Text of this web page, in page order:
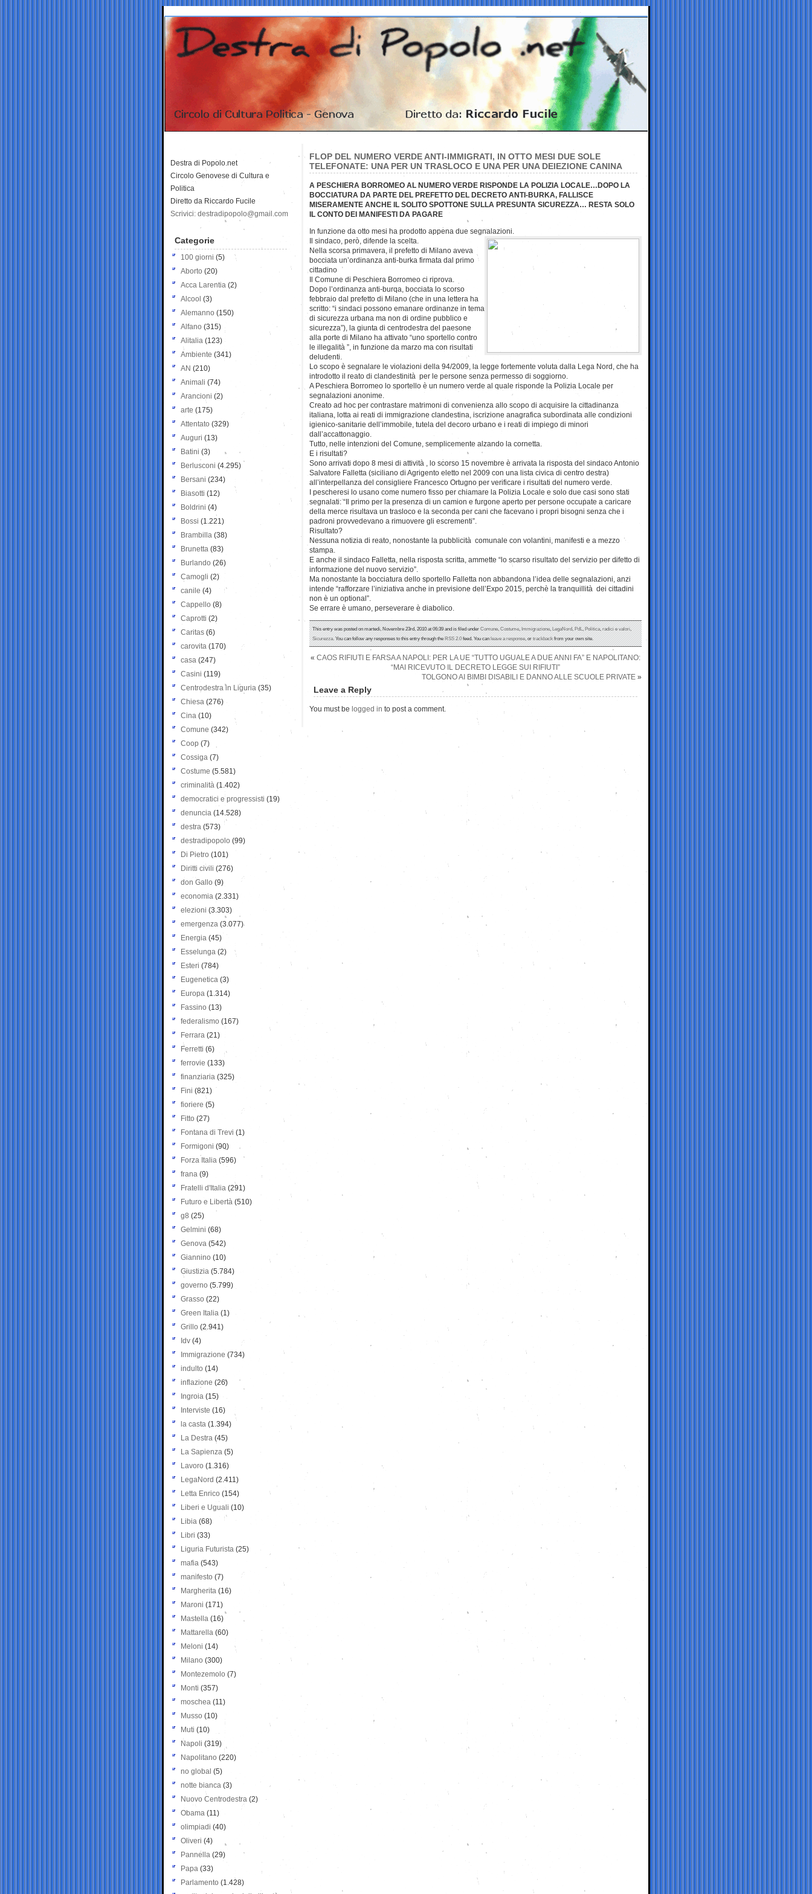
FLOP DEL NUMERO VERDE ANTI-IMMIGRATI, IN OTTO MESI DUE SOLE
TELEFONATE: UNA PER UN TRASLOCO E UNA PER UNA DEIEZIONE CANINA
A PESCHIERA BORROMEO AL NUMERO VERDE RISPONDE LA POLIZIA LOCALE…DOPO LA
BOCCIATURA DA PARTE DEL PREFETTO DEL DECRETO ANTI-BURKA, FALLISCE
MISERAMENTE ANCHE IL SOLITO SPOTTONE SULLA PRESUNTA SICUREZZA… RESTA SOLO
IL CONTO DEI MANIFESTI DA PAGARE
In funzione da otto mesi ha prodotto appena due segnalazioni.
Il sindaco, però, difende la scelta.
Nella scorsa primavera, il prefetto di Milano aveva
bocciata un’ordinanza anti-burka firmata dal primo
cittadino
Il Comune di Peschiera Borromeo ci riprova.
Dopo l’ordinanza anti-burqa, bocciata lo scorso
febbraio dal prefetto di Milano (che in una lettera ha
scritto: “i sindaci possono emanare ordinanze in tema
di sicurezza urbana ma non di ordine pubblico e
sicurezza”), la giunta di centrodestra del paesone
alla porte di Milano ha attivato “uno sportello contro
le illegalità ”, in funzione da marzo ma con risultati
deludenti.
Lo scopo è segnalare le violazioni della 94/2009, la legge fortemente voluta dalla Lega Nord, che ha
introdotto il reato di clandestinità per le persone senza permesso di soggiorno.
A Peschiera Borromeo lo sportello è un numero verde al quale risponde la Polizia Locale per
segnalazioni anonime.
Creato ad hoc per contrastare matrimoni di convenienza allo scopo di acquisire la cittadinanza
italiana, lotta ai reati di immigrazione clandestina, iscrizione anagrafica subordinata alle condizioni
igienico-sanitarie dell’immobile, tutela del decoro urbano e i reati di impiego di minori
dall’accattonaggio.
Tutto, nelle intenzioni del Comune, semplicemente alzando la cornetta.
E i risultati?
Sono arrivati dopo 8 mesi di attività , lo scorso 15 novembre è arrivata la risposta del sindaco Antonio
Salvatore Falletta (siciliano di Agrigento eletto nel 2009 con una lista civica di centro destra)
all’interpellanza del consigliere Francesco Ortugno per verificare i risultati del numero verde.
I pescheresi lo usano come numero fisso per chiamare la Polizia Locale e solo due casi sono stati
segnalati: “Il primo per la presenza di un camion e furgone aperto per persone occupate a caricare
della merce risultava un trasloco e la seconda per cani che facevano i propri bisogni senza che i
padroni provvedevano a rimuovere gli escrementi”.
Risultato?
Nessuna notizia di reato, nonostante la pubblicità comunale con volantini, manifesti e a mezzo
stampa.
E anche il sindaco Falletta, nella risposta scritta, ammette “lo scarso risultato del servizio per difetto di
informazione del nuovo servizio”.
Ma nonostante la bocciatura dello sportello Falletta non abbandona l’idea delle segnalazioni, anzi
intende “rafforzare l’iniziativa anche in previsione dell’Expo 2015, perchè la tranquillità dei cittadini
non è un optional”.
Se errare è umano, perseverare è diabolico.
This entry was posted on martedì, Novembre 23rd, 2010 at 06:39 and is filed underComune,Costume,Immigrazione,LegaNord,PdL,Politica,radici e valori,
Sicurezza. You can follow any responses to this entry through theRSS 2.0feed. You canleave a response, ortrackbackfrom your own site.
« CAOS RIFIUTI E FARSA A NAPOLI: PER LA UE “TUTTO UGUALE A DUE ANNI FA” E NAPOLITANO:
“MAI RICEVUTO IL DECRETO LEGGE SUI RIFIUTI”
TOLGONO AI BIMBI DISABILI E DANNO ALLE SCUOLE PRIVATE »
Leave a Reply
You must be logged in to post a comment.
Destra di Popolo.net
Circolo Genovese di Cultura e
Politica
Diretto da Riccardo Fucile
Scrivici: destradipopolo@gmail.com
Categorie
100 giorni (5)
Aborto (20)
Acca Larentia (2)
Alcool (3)
Alemanno (150)
Alfano (315)
Alitalia (123)
Ambiente (341)
AN (210)
Animali (74)
Arancioni (2)
arte (175)
Attentato (329)
Auguri (13)
Batini (3)
Berlusconi (4.295)
Bersani (234)
Biasotti (12)
Boldrini (4)
Bossi (1.221)
Brambilla (38)
Brunetta (83)
Burlando (26)
Camogli (2)
canile (4)
Cappello (8)
Caprotti (2)
Caritas (6)
carovita (170)
casa (247)
Casini (119)
Centrodestra in Liguria (35)
Chiesa (276)
Cina (10)
Comune (342)
Coop (7)
Cossiga (7)
Costume (5.581)
criminalità (1.402)
democratici e progressisti (19)
denuncia (14.528)
destra (573)
destradipopolo (99)
Di Pietro (101)
Diritti civili (276)
don Gallo (9)
economia (2.331)
elezioni (3.303)
emergenza (3.077)
Energia (45)
Esselunga (2)
Esteri (784)
Eugenetica (3)
Europa (1.314)
Fassino (13)
federalismo (167)
Ferrara (21)
Ferretti (6)
ferrovie (133)
finanziaria (325)
Fini (821)
fioriere (5)
Fitto (27)
Fontana di Trevi (1)
Formigoni (90)
Forza Italia (596)
frana (9)
Fratelli d'Italia (291)
Futuro e Libertà (510)
g8 (25)
Gelmini (68)
Genova (542)
Giannino (10)
Giustizia (5.784)
governo (5.799)
Grasso (22)
Green Italia (1)
Grillo (2.941)
Idv (4)
Immigrazione (734)
indulto (14)
inflazione (26)
Ingroia (15)
Interviste (16)
la casta (1.394)
La Destra (45)
La Sapienza (5)
Lavoro (1.316)
LegaNord (2.411)
Letta Enrico (154)
Liberi e Uguali (10)
Libia (68)
Libri (33)
Liguria Futurista (25)
mafia (543)
manifesto (7)
Margherita (16)
Maroni (171)
Mastella (16)
Mattarella (60)
Meloni (14)
Milano (300)
Montezemolo (7)
Monti (357)
moschea (11)
Musso (10)
Muti (10)
Napoli (319)
Napolitano (220)
no global (5)
notte bianca (3)
Nuovo Centrodestra (2)
Obama (11)
olimpiadi (40)
Oliveri (4)
Pannella (29)
Papa (33)
Parlamento (1.428)